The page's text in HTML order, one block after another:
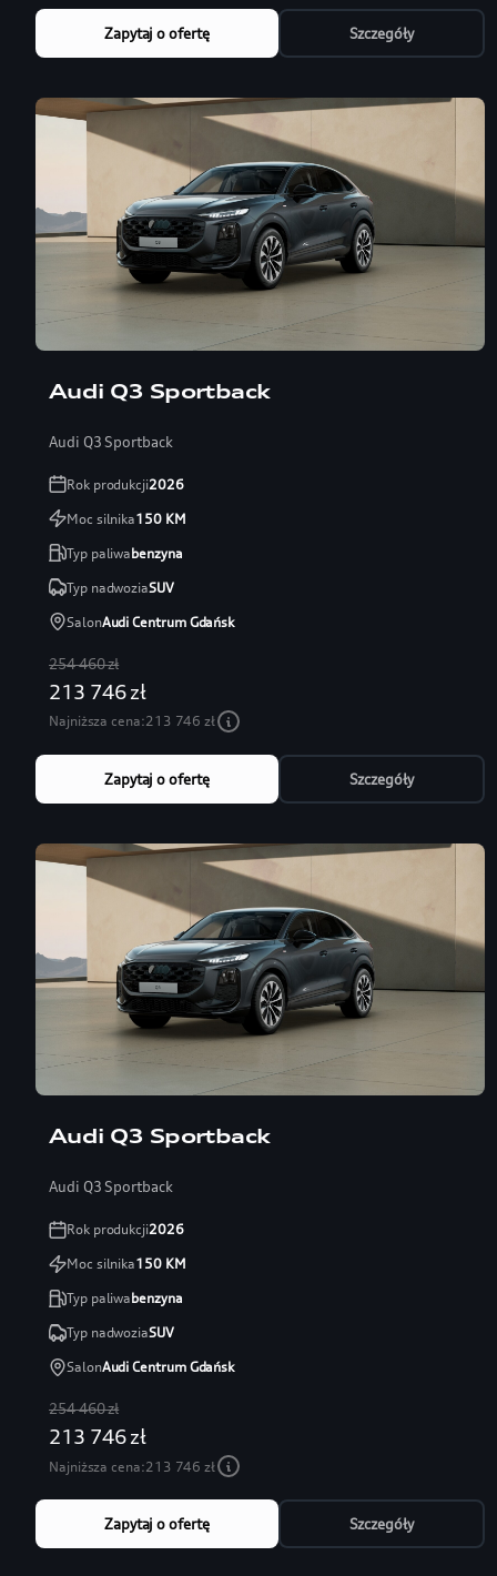
Zapytaj o ofertę Szczegóły
Audi Q3 Sportback
Audi Q3 Sportback
Rok produkcji2026
Moc silnika150KM
Typ paliwabenzyna
Typ nadwoziaSUV
SalonAudi Centrum Gdańsk
254 460 zł
213 746 zł
Najniższa cena:213 746 zł
Zapytaj o ofertę Szczegóły
Audi Q3 Sportback
Audi Q3 Sportback
Rok produkcji2026
Moc silnika150KM
Typ paliwabenzyna
Typ nadwoziaSUV
SalonAudi Centrum Gdańsk
254 460 zł
213 746 zł
Najniższa cena:213 746 zł
Zapytaj o ofertę Szczegóły